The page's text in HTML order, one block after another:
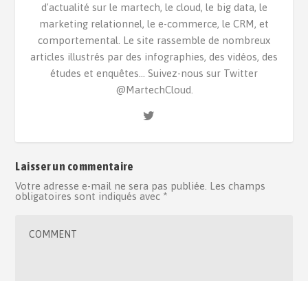
d'actualité sur le martech, le cloud, le big data, le
marketing relationnel, le e-commerce, le CRM, et
comportemental. Le site rassemble de nombreux
articles illustrés par des infographies, des vidéos, des
études et enquêtes... Suivez-nous sur Twitter
@MartechCloud.
Laisser un commentaire
Votre adresse e-mail ne sera pas publiée. Les champs
obligatoires sont indiqués avec *